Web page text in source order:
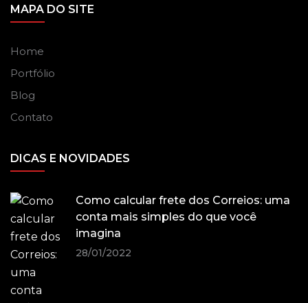
MAPA DO SITE
Home
Portfólio
Blog
Contato
DICAS E NOVIDADES
Como calcular frete dos Correios: uma
conta mais simples do que você
imagina
28/01/2022